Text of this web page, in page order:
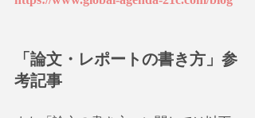
「論文・レポートの書き方」参
考記事